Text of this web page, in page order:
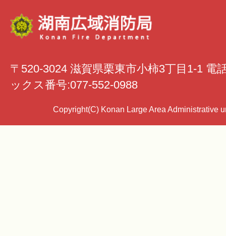
〒520-3024 滋賀県栗東市小柿3丁目1-1 電
ックス番号:077-552-0988
Copyright(C) Konan Large Area Administrative